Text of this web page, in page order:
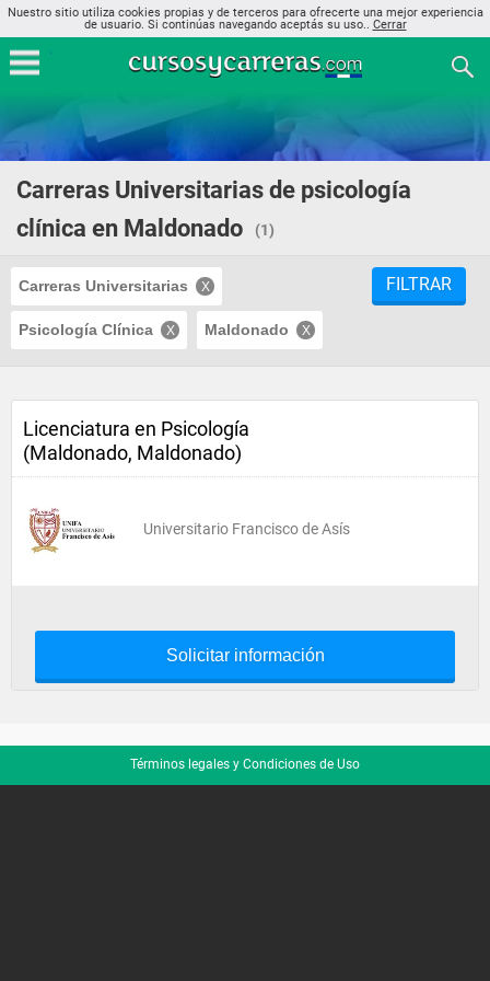
Nuestro sitio utiliza cookies propias y de terceros para ofrecerte una mejor experiencia
de usuario. Si continúas navegando aceptás su uso.. Cerrar
Carreras Universitarias de psicología
clínica en Maldonado
(1)
Carreras Universitarias
Psicología Clínica Maldonado
FILTRAR
Licenciatura en Psicología
(Maldonado, Maldonado)
Universitario Francisco de Asís
Solicitar información
Términos legales y Condiciones de Uso